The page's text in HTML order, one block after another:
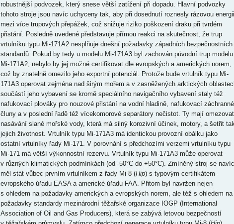
robustnější podvozek, který snese větší zatížení při dopadu. Hlavní podvozky
tohoto stroje jsou navíc uchyceny tak, aby při dosednutí roznesly rázovou energii
mezi více trupových přepážek, což snižuje riziko poškození draku při tvrdém
přistání. Posledně uvedené představuje přímou reakci na skutečnost, že trup
vrtulníku typu Mi-171A2 nesplňuje dnešní požadavky západních bezpečnostních
standardů. Pokud by tedy u modelu Mi-171A3 byl zachován původní trup modelu
Mi-171A2, nebylo by jej možné certifikovat dle evropských a amerických norem,
což by znatelně omezilo jeho exportní potenciál. Protože bude vrtulník typu Mi-
171A3 operovat zejména nad širým mořem a v zasněžených arktických
součástí jeho vybavení se kromě speciálního navigačního vybavení staly též
nafukovací plováky pro nouzové přistání na vodní hladině, nafukovací záchranné
čluny a v poslední řadě též vícekomorové separátory nečistot. Ty mají omezovat
nasávání slané mořské vody, která má silný korozivní účinek, motory, a šetřit
jejich životnost. Vrtulník typu Mi-171A3 má identickou provozní obálku jako
ostatní vrtulníky řady Mi-171. V porovnání s předchozími verzemi vrtulníku typu
Mi-171 má větší výkonnostní rezervu. Vrtulník typu Mi-171A3 může operovat
v různých klimatických podmínkách (od -50°C do +50°C). Zmíněný stroj se navíc
měl stát vůbec prvním vrtulníkem z řady Mi-8 (Hip) s typovým certifikátem
evropského úřadu EASA a americké úřadu FAA. Přitom byl navržen nejen
s ohledem na požadavky amerických a evropských norem, ale též s ohledem na
požadavky standardy mezinárodní těžařské organizace IOGP (International
Association of Oil and Gas Producers), která se zabývá letovou bezpečností